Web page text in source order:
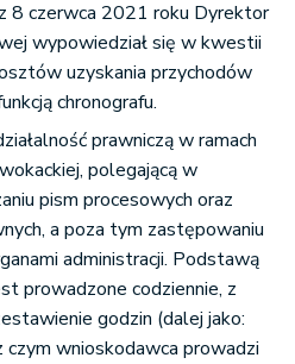
8 czerwca 2021 roku Dyrektor
wypowiedział się w kwestii
uzyskania przychodów
chronografu.
prawniczą w ramach
polegającą w
pism procesowych oraz
a poza tym zastępowaniu
administracji. Podstawą
prowadzone codziennie, z
godzin (dalej jako:
wnioskodawca prowadzi